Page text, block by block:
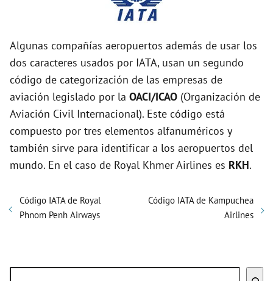
Algunas compañías aeropuertos además de usar los
dos caracteres usados por IATA, usan un segundo
código de categorización de las empresas de
aviación legislado por la OACI/ICAO (Organización de
Aviación Civil Internacional). Este código está
compuesto por tres elementos alfanuméricos y
también sirve para identificar a los aeropuertos del
mundo. En el caso de Royal Khmer Airlines es RKH.
Código IATA de Royal
Phnom Penh Airways
Código IATA de Kampuchea
Airlines